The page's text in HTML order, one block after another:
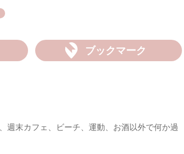
ブックマーク
週末カフェ、ビーチ、運動、お酒以外で何か過